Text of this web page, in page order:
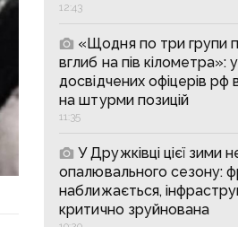
12:43
«Щодня по три групи
вглиб на пів кілометра»:
досвідчених офіцерів рф
на штурми позицій
11:35
У Дружківці цієї зими
опалювального сезону:
наближається,
критично зруйнована